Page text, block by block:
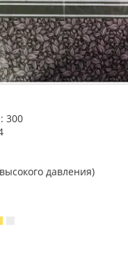
И
И
ДЛЯ ТОРТОВ
ДЛЯ ЯИЦ
ПОЛОТЕНЦА
ВЛАЖНЫЕ
БУМАГА
ЛЕНТЫ
УПАКОВКА
ПОРОШКИ
ДЛЯ
УБОРКИ И
ДЛЯ МЫТЬЯ
300
давления)